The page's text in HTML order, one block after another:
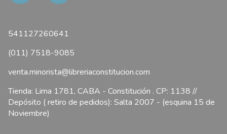
541127260641
(011) 7518-9085
venta.minorista@libreriaconstitucion.com
Tienda: Lima 1781, CABA - Constitución . CP: 1138 //
Depósito ( retiro de pedidos): Salta 2007 - (esquina 15 de
Noviembre)